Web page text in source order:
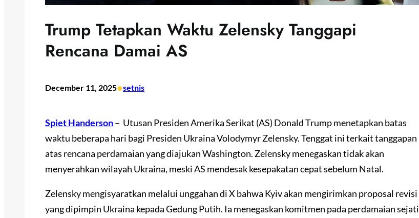
Trump Tetapkan Waktu Zelensky Tanggapi
Rencana Damai AS
December 11, 2025•setnis
Spiet Handerson– Utusan Presiden Amerika Serikat (AS) Donald Trump menetapkan batas
waktu beberapa hari bagi Presiden Ukraina Volodymyr Zelensky. Tenggat ini terkait tanggapan
atas rencana perdamaian yang diajukan Washington. Zelensky menegaskan tidak akan
menyerahkan wilayah Ukraina, meski AS mendesak kesepakatan cepat sebelum Natal.
Zelensky mengisyaratkan melalui unggahan di X bahwa Kyiv akan mengirimkan proposal revisi
yang dipimpin Ukraina kepada Gedung Putih. Ia menegaskan komitmen pada perdamaian sejati